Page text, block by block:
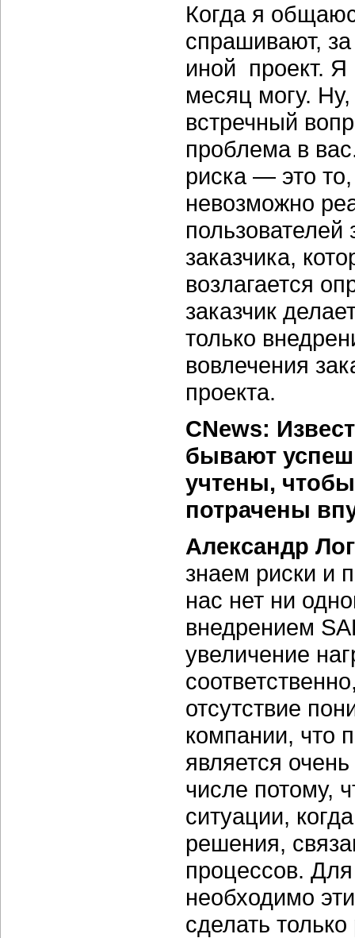
Когда я
спрашивают,
иной проект. Я
месяц могу.
встречный
проблема в
риска — это
невозможно
пользователей
заказчика,
возлагается
заказчик
только
вовлечения
проекта.
CNews:
бывают
учтены,
потрачены
Александр
знаем риски и
нас нет ни
внедрением
увеличение
отсутствие
компании, что
является
числе потому,
ситуации,
решения,
процессов.
необходимо
сделать